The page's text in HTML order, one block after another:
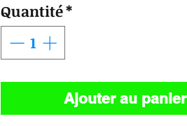
Quantité*
Ajouter au panier